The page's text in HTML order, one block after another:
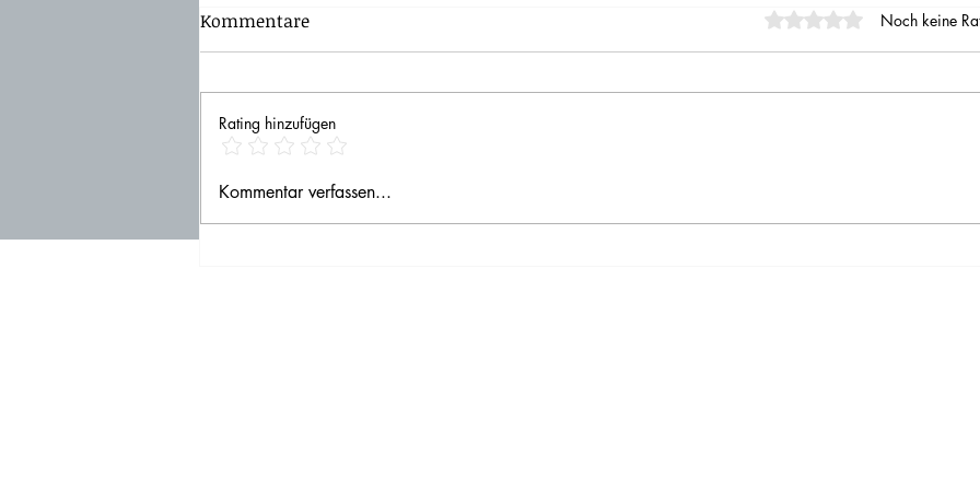
Komm mit auf Quiltreise-
10 Gründe für Patchwork
Kommentare Mit 0 von 5 Sternen
Noch keine
Rating hinzufügen
Kommentar verfassen...